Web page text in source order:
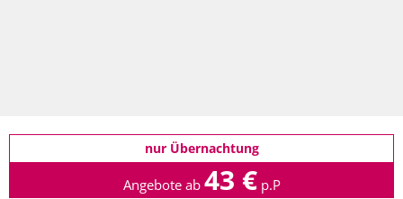
nur Übernachtung
Angebote ab 43 € p.P